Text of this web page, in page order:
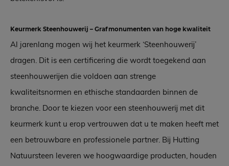
Keurmerk Steenhouwerij – Grafmonumenten van hoge kwaliteit
Al jarenlang mogen wij het keurmerk ‘Steenhouwerij’
dragen. Dit is een certificering die wordt toegekend aan
steenhouwerijen die voldoen aan strenge
kwaliteitsnormen en ethische standaarden binnen de
branche. Door te kiezen voor een steenhouwerij met dit
keurmerk kunt u erop vertrouwen dat u te maken heeft met
een betrouwbare en professionele partner. Bij Hutting
Natuursteen leveren we hoogwaardige producten, houden